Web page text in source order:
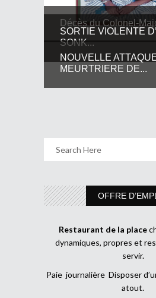
Décès du Colonel-
SORTIE VIOLENTE
SONK...
NOUVELLE
MEURTRIERE DE...
OFFRE
Restaurant de la place
dynamiques, propres et
servir.
Paie journalière Disposer
atout.